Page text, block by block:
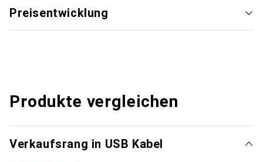
Preisentwicklung
Produkte vergleichen
Verkaufsrang in USB Kabel